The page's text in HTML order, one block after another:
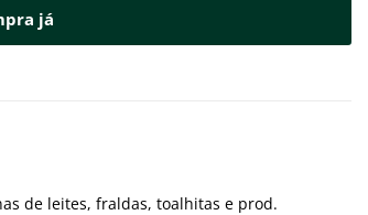
já
de leites, fraldas, toalhitas e prod.